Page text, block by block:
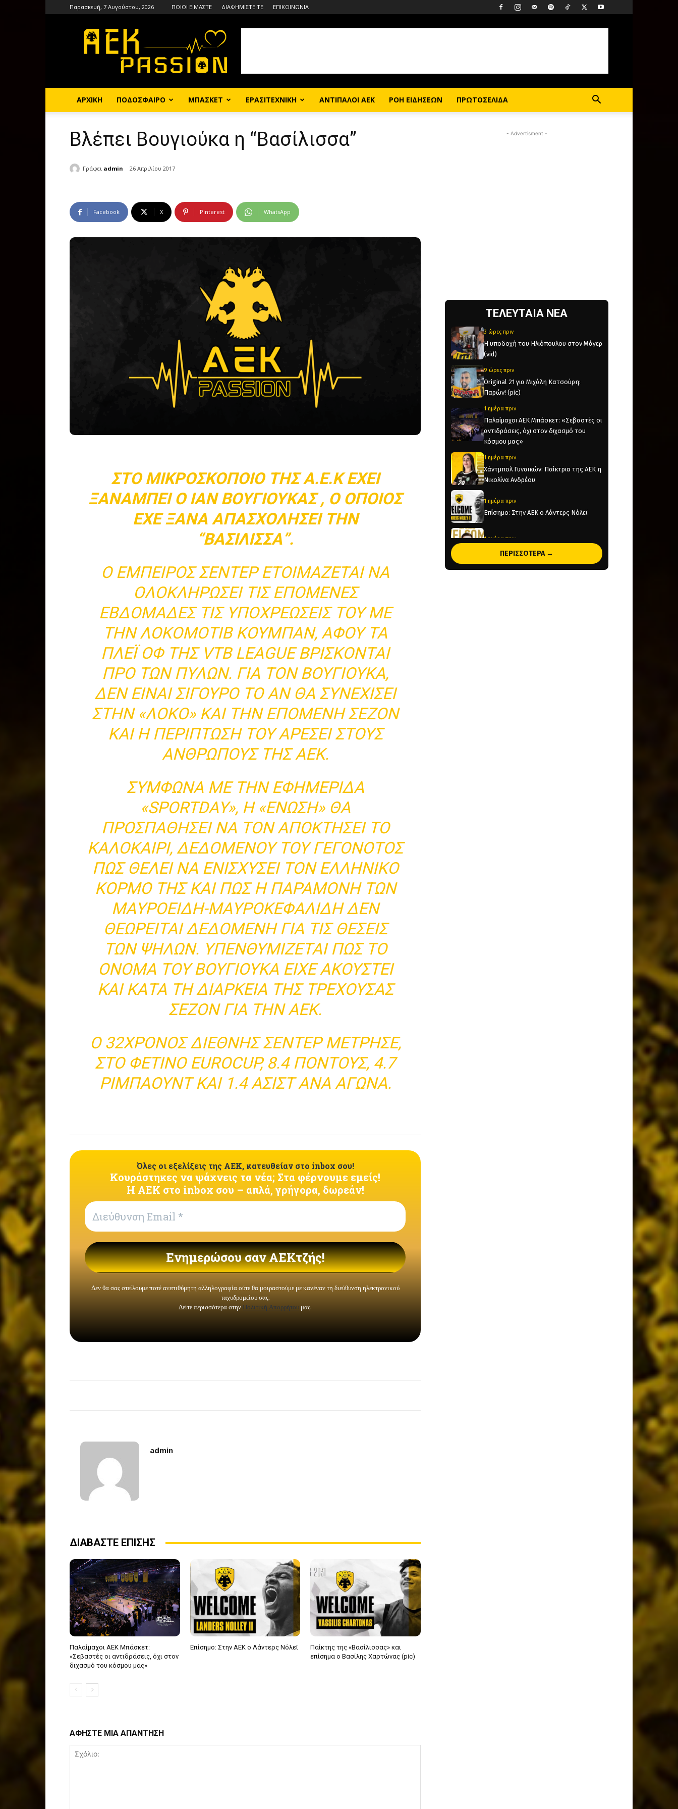
Παρασκευή, 7 Αυγούστου, 2026 ΠΟΙΟΙ ΕΙΜΑΣΤΕ ΔΙΑΦΗΜΙΣΤΕΙΤΕ ΕΠΙΚΟΙΝΩΝΙΑ
ΑΡΧΙΚΗ ΠΟΔΟΣΦΑΙΡΟ ΜΠΑΣΚΕΤ ΕΡΑΣΙΤΕΧΝΙΚΗ ΑΝΤΙΠΑΛΟΙ ΑΕΚ ΡΟΗ ΕΙΔΗΣΕΩΝ ΠΡΩΤΟΣΕΛΙΔΑ
Βλέπει Βουγιούκα η “Βασίλισσα”
Γράφει admin 26 Απριλίου 2017
Facebook X Pinterest WhatsApp
ΣΤΟ ΜΙΚΡΟΣΚΌΠΟΙΟ ΤΗΣ Α.Ε.Κ ΈΧΕΙ
ΞΑΝΑΜΠΕΊ Ο ΊΑΝ ΒΟΥΓΙΟΎΚΑΣ , Ο ΟΠΟΊΟΣ
ΈΧΕ ΞΑΝΆ ΑΠΑΣΧΟΛΉΣΕΙ ΤΗΝ
“ΒΑΣΊΛΙΣΣΑ”.
Ο ΈΜΠΕΙΡΟΣ ΣΈΝΤΕΡ ΕΤΟΙΜΆΖΕΤΑΙ ΝΑ
ΟΛΟΚΛΗΡΏΣΕΙ ΤΙΣ ΕΠΌΜΕΝΕΣ
ΕΒΔΟΜΆΔΕΣ ΤΙΣ ΥΠΟΧΡΕΏΣΕΙΣ ΤΟΥ ΜΕ
ΤΗΝ ΛΟΚΟΜΟΤΊΒ ΚΟΥΜΠΆΝ, ΑΦΟΎ ΤΑ
ΠΛΈΙ ΟΦ ΤΗΣ VTB LEAGUE ΒΡΊΣΚΟΝΤΑΙ
ΠΡΟ ΤΩΝ ΠΥΛΏΝ. ΓΙΑ ΤΟΝ ΒΟΥΓΙΟΎΚΑ,
ΔΕΝ ΕΊΝΑΙ ΣΊΓΟΥΡΟ ΤΟ ΑΝ ΘΑ ΣΥΝΕΧΊΣΕΙ
ΣΤΗΝ «ΛΌΚΟ» ΚΑΙ ΤΗΝ ΕΠΌΜΕΝΗ ΣΕΖΌΝ
ΚΑΙ Η ΠΕΡΊΠΤΩΣΉ ΤΟΥ ΑΡΈΣΕΙ ΣΤΟΥΣ
ΑΝΘΡΏΠΟΥΣ ΤΗΣ ΑΕΚ.
ΣΎΜΦΩΝΑ ΜΕ ΤΗΝ ΕΦΗΜΕΡΊΔΑ
«SPORTDAY», Η «ΈΝΩΣΗ» ΘΑ
ΠΡΟΣΠΑΘΉΣΕΙ ΝΑ ΤΟΝ ΑΠΟΚΤΉΣΕΙ ΤΟ
ΚΑΛΟΚΑΊΡΙ, ΔΕΔΟΜΈΝΟΥ ΤΟΥ ΓΕΓΟΝΌΤΟΣ
ΠΩΣ ΘΈΛΕΙ ΝΑ ΕΝΙΣΧΎΣΕΙ ΤΟΝ ΕΛΛΗΝΙΚΌ
ΚΟΡΜΌ ΤΗΣ ΚΑΙ ΠΩΣ Η ΠΑΡΑΜΟΝΉ ΤΩΝ
ΜΑΥΡΟΕΙΔΉ-ΜΑΥΡΟΚΕΦΑΛΊΔΗ ΔΕΝ
ΘΕΩΡΕΊΤΑΙ ΔΕΔΟΜΈΝΗ ΓΙΑ ΤΙΣ ΘΈΣΕΙΣ
ΤΩΝ ΨΗΛΏΝ. ΥΠΕΝΘΥΜΊΖΕΤΑΙ ΠΩΣ ΤΟ
ΌΝΟΜΑ ΤΟΥ ΒΟΥΓΙΟΎΚΑ ΕΊΧΕ ΑΚΟΥΣΤΕΊ
ΚΑΙ ΚΑΤΆ ΤΗ ΔΙΆΡΚΕΙΑ ΤΗΣ ΤΡΈΧΟΥΣΑΣ
ΣΕΖΌΝ ΓΙΑ ΤΗΝ ΑΕΚ.
Ο 32ΧΡΟΝΟΣ ΔΙΕΘΝΉΣ ΣΈΝΤΕΡ ΜΈΤΡΗΣΕ,
ΣΤΟ ΦΕΤΙΝΌ EUROCUP, 8.4 ΠΌΝΤΟΥΣ, 4.7
ΡΙΜΠΆΟΥΝΤ ΚΑΙ 1.4 ΑΣΊΣΤ ΑΝΆ ΑΓΏΝΑ.
admin
ΔΙΑΒΑΣΤΕ ΕΠΙΣΗΣ
Παλαίμαχοι ΑΕΚ Μπάσκετ:
«Σεβαστές οι αντιδράσεις, όχι στον
διχασμό του κόσμου μας»
Επίσημο: Στην ΑΕΚ ο Λάντερς Νόλεϊ
Παίκτης της «Βασίλισσας» και
επίσημα ο Βασίλης Χαρτώνας (pic)
ΑΦΗΣΤΕ ΜΙΑ ΑΠΑΝΤΗΣΗ
- Advertisment -
ΤΕΛΕΥΤΑΙΑ ΝΕΑ
3 ώρες πριν
Η υποδοχή του Ηλιόπουλου στον Μάγερ
(vid)
9 ώρες πριν
Original 21 για Μιχάλη Κατσούρη:
Παρών! (pic)
1 ημέρα πριν
Παλαίμαχοι ΑΕΚ Μπάσκετ: «Σεβαστές οι
αντιδράσεις, όχι στον διχασμό του
κόσμου μας»
1 ημέρα πριν
Χάντμπολ Γυναικών: Παίκτρια της ΑΕΚ η
Νικολίνα Ανδρέου
1 ημέρα πριν
Επίσημο: Στην ΑΕΚ ο Λάντερς Νόλεϊ
1 ημέρα πριν
Παίκτης της ΑΕΚ ο Μιλάν Βιτάλις! (pic)
1 ημέρα πριν
ΠΕΡΙΣΣΟΤΕΡΑ →